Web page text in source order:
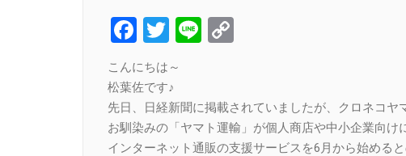
Facebook
Twitter
Line
こんにちは～
松葉佐です♪
先日、日経新聞に掲載されていましたが、クロネコヤ
お馴染みの「ヤマト運輸」が個人商店や中小企業向け
インターネット通販の支援サービスを6月から始めると